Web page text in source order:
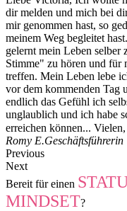
dir melden und mich bei
mir genommen hast, so
meinem Weg begleitet
gelernt mein Leben selber
Stimme" zu hören und für
treffen. Mein Leben lebe
vor dem kommenden Tag
endlich das Gefühl ich
unglaublich und ich habe
erreichen können...
Romy E.Geschäftsführerin
Previous
Next
Bereit für einen
MINDSET?